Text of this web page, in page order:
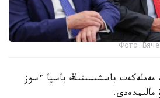
Фото:
مەملەكەت باسشىسىنىڭ باسپا ءسوز